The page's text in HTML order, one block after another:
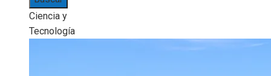
Ciencia y
Tecnología